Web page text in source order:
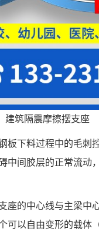
建筑隔震摩擦摆支座
板下料过程中的毛刺
中间胶层的正常流动
座的中心线与主梁中
可以自由变形的载体